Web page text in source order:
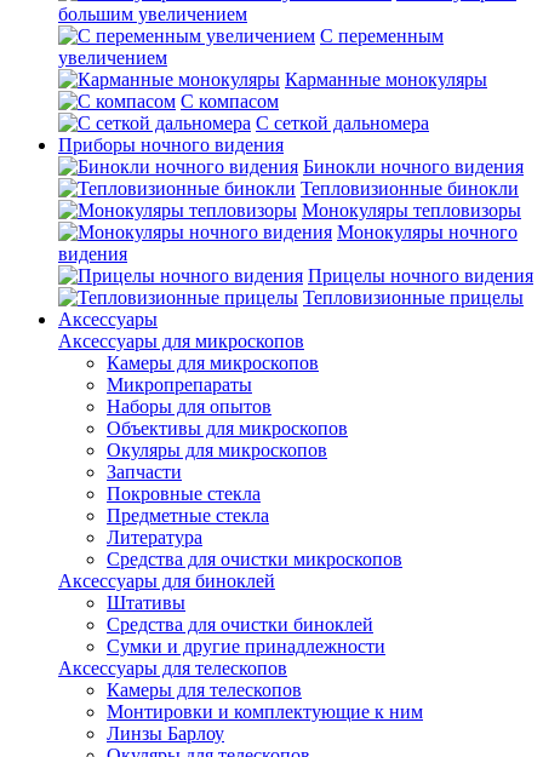
большим увеличением
С переменным
увеличением
Карманные монокуляры
С компасом
С сеткой дальномера
Приборы ночного видения
Бинокли ночного видения
Тепловизионные бинокли
Монокуляры тепловизоры
Монокуляры ночного
видения
Прицелы ночного видения
Тепловизионные прицелы
Аксессуары
Аксессуары для микроскопов
Камеры для микроскопов
Микропрепараты
Наборы для опытов
Объективы для микроскопов
Окуляры для микроскопов
Запчасти
Покровные стекла
Предметные стекла
Литература
Средства для очистки микроскопов
Аксессуары для биноклей
Штативы
Средства для очистки биноклей
Сумки и другие принадлежности
Аксессуары для телескопов
Камеры для телескопов
Монтировки и комплектующие к ним
Линзы Барлоу